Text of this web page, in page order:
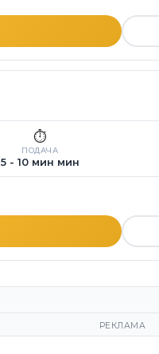
⏱️
ПОДАЧА
5 - 10 мин мин
РЕКЛАМА